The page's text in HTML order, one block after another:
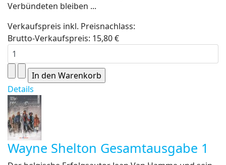
Verbündeten bleiben ...
Verkaufspreis inkl. Preisnachlass:
Brutto-Verkaufspreis: 15,80 €
Details
Wayne Shelton Gesamtausgabe 1